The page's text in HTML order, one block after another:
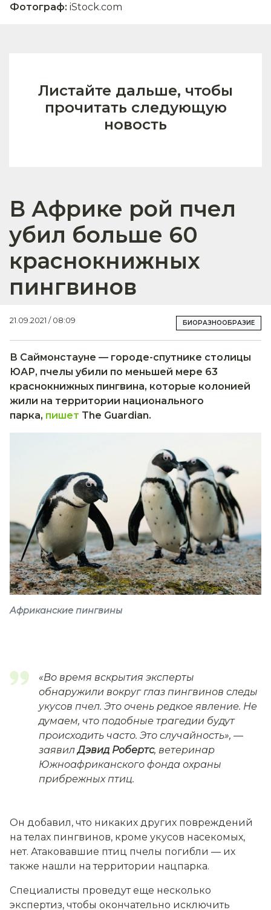
Фотограф: iStock.com
Листайте дальше, чтобы
прочитать следующую
новость
В Африке рой пчел
убил больше 60
краснокнижных
пингвинов
21.09.2021 / 08:09 БИОРАЗНООБРАЗИЕ
В Саймонстауне — городе-спутнике столицы
ЮАР, пчелы убили по меньшей мере 63
краснокнижных пингвина, которые колонией
жили на территории национального
парка, пишет The Guardian.
Африканские пингвины
«Во время вскрытия эксперты
обнаружили вокруг глаз пингвинов следы
укусов пчел. Это очень редкое явление. Не
думаем, что подобные трагедии будут
происходить часто. Это случайность», —
заявилДэвид Робертс, ветеринар
Южноафриканского фонда охраны
прибрежных птиц.
Он добавил, что никаких других повреждений
на телах пингвинов, кроме укусов насекомых,
нет. Атаковавшие птиц пчелы погибли — их
также нашли на территории нацпарка.
Специалисты проведут еще несколько
экспертиз, чтобы окончательно исключить